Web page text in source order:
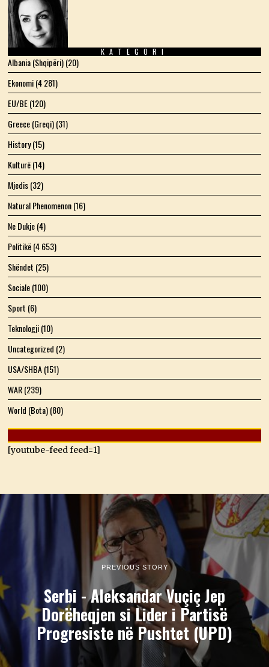
KATEGORI
Albania (Shqipëri)(20)
Ekonomi(4 281)
EU/BE(120)
Greece (Greqi)(31)
History(15)
Kulturë(14)
Mjedis(32)
Natural Phenomenon(16)
Ne Dukje(4)
Politikë(4 653)
Shëndet (25)
Sociale(100)
Sport (6)
Teknologji(10)
Uncategorized (2)
USA/SHBA(151)
WAR(239)
World (Bota)(80)
[youtube-feed feed=1]
PREVIOUS STORY
Serbi - Aleksandar Vuçiç Jep
Dorëheqjen si Lider i Partisë
Progresiste në Pushtet (UPD)